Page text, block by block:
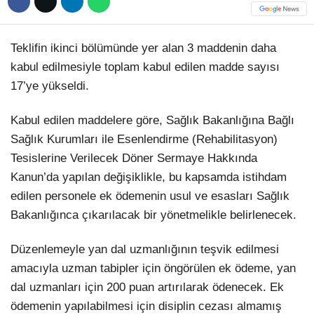
Dribbble
Teklifin ikinci bölümünde yer alan 3 maddenin daha
kabul edilmesiyle toplam kabul edilen madde sayısı
17’ye yükseldi.
Kabul edilen maddelere göre, Sağlık Bakanlığına Bağlı
Sağlık Kurumları ile Esenlendirme (Rehabilitasyon)
Tesislerine Verilecek Döner Sermaye Hakkında
Kanun’da yapılan değişiklikle, bu kapsamda istihdam
edilen personele ek ödemenin usul ve esasları Sağlık
Bakanlığınca çıkarılacak bir yönetmelikle belirlenecek.
Düzenlemeyle yan dal uzmanlığının teşvik edilmesi
amacıyla uzman tabipler için öngörülen ek ödeme, yan
dal uzmanları için 200 puan artırılarak ödenecek. Ek
ödemenin yapılabilmesi için disiplin cezası almamış